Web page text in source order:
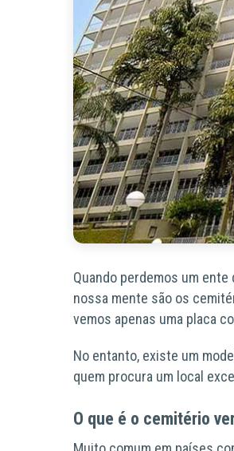
Quando perdemos um
nossa mente são os
vemos apenas uma placa
No entanto, existe um
quem procura um local
O que é o cemitério